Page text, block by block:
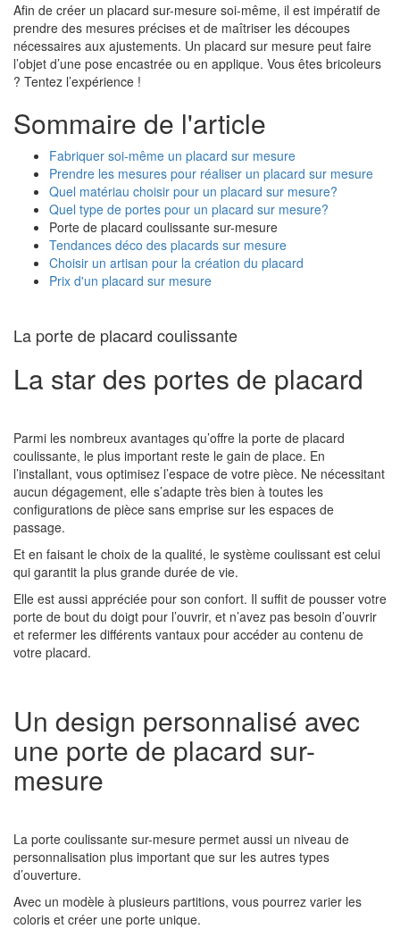
Afin de créer un placard sur-mesure soi-même, il est impératif de
prendre des mesures précises et de maîtriser les découpes
nécessaires aux ajustements. Un placard sur mesure peut faire
l’objet d’une pose encastrée ou en applique. Vous êtes bricoleurs
? Tentez l’expérience !
Sommaire de l'article
Fabriquer soi-même un placard sur mesure
Prendre les mesures pour réaliser un placard sur mesure
Quel matériau choisir pour un placard sur mesure?
Quel type de portes pour un placard sur mesure?
Porte de placard coulissante sur-mesure
Tendances déco des placards sur mesure
Choisir un artisan pour la création du placard
Prix d'un placard sur mesure
La porte de placard coulissante
La star des portes de placard
Parmi les nombreux avantages qu’offre la porte de placard
coulissante, le plus important reste le gain de place. En
l’installant, vous optimisez l’espace de votre pièce. Ne nécessitant
aucun dégagement, elle s’adapte très bien à toutes les
configurations de pièce sans emprise sur les espaces de
passage.
Et en faisant le choix de la qualité, le système coulissant est celui
qui garantit la plus grande durée de vie.
Elle est aussi appréciée pour son confort. Il suffit de pousser votre
porte de bout du doigt pour l’ouvrir, et n’avez pas besoin d’ouvrir
et refermer les différents vantaux pour accéder au contenu de
votre placard.
Un design personnalisé avec
une porte de placard sur-
mesure
La porte coulissante sur-mesure permet aussi un niveau de
personnalisation plus important que sur les autres types
d’ouverture.
Avec un modèle à plusieurs partitions, vous pourrez varier les
coloris et créer une porte unique.